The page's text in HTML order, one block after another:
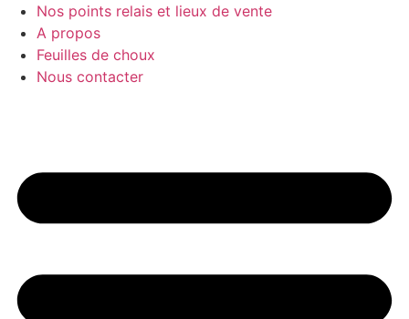
Nos points relais et lieux de vente
A propos
Feuilles de choux
Nous contacter